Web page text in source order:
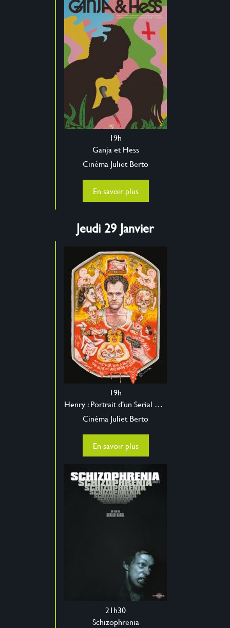
19h
Ganja et Hess
Cinéma Juliet Berto
En savoir plus
Jeudi 29 Janvier
19h
Henry : Portrait d'un Serial Killer
Cinéma Juliet Berto
En savoir plus
21h30
Schizophrenia